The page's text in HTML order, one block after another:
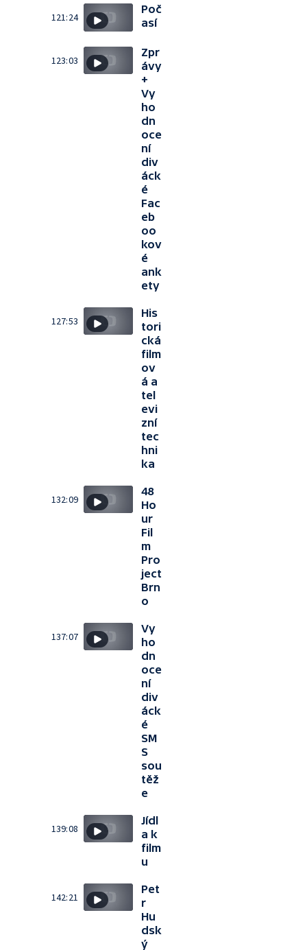
121:24
Poč
así
123:03
Zpr
ávy
+
Vy
ho
dn
oce
ní
div
áck
é
Fac
eb
oo
kov
é
ank
ety
127:53
His
tori
cká
film
ov
á a
tel
evi
zní
tec
hni
ka
132:09
48
Ho
ur
Fil
m
Pro
ject
Brn
o
137:07
Vy
ho
dn
oce
ní
div
áck
é
SM
S
sou
těž
e
139:08
Jídl
a k
film
u
142:21
Pet
r
Hu
dsk
ý